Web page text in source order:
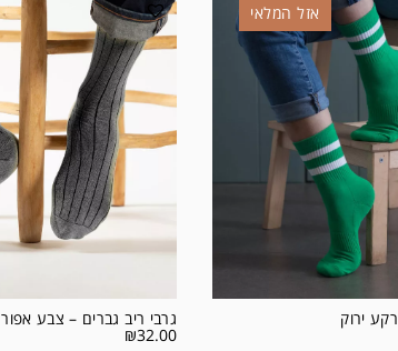
אזל המלאי
גרבי ריב גברים – צבע אפור
₪32.00